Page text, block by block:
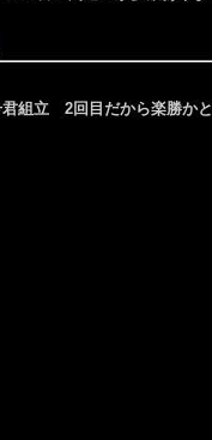
組立 2回目だから楽勝か